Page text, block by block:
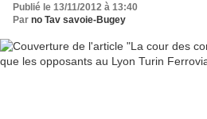
Publié le 13/11/2012 à 13:40
Par no Tav savoie-Bugey